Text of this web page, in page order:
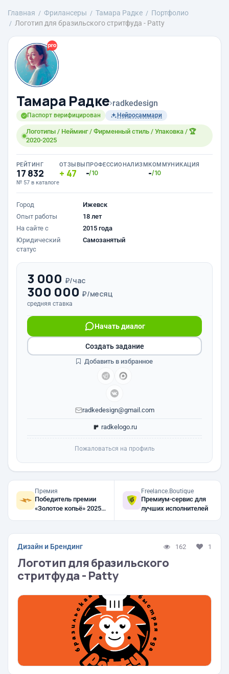
Главная Фрилансеры Тамара Радке
Портфолио
Логотип для бразильского стритфуда - Patty
Тамара Радке›radkedesign
Паспорт верифицирован Нейросаммари
Логотипы / Нейминг / Фирменный стиль / Упаковка / 🏆
2020-2025
РЕЙТИНГ
17 832
№ 57 в каталоге
ОТЗЫВЫ
47
ПРОФЕССИОНАЛИЗМ
-/10
КОММУНИКАЦИЯ
-/10
Город
Ижевск
Опыт работы
18 лет
На сайте с
2015 года
Юридический
статус
Самозанятый
3 000 ₽/час
300 000 ₽/месяц
средняя ставка
Начать диалог
radkedesign@gmail.com
radkelogo.ru
Создать задание
Добавить в избранное
Пожаловаться на профиль
Премия
Победитель премии
«Золотое копьё» 2025,
Freelance.Boutique
Премиум-сервис для
лучших исполнителей
Дизайн и Брендинг 162 1
Логотип для бразильского
стритфуда - Patty